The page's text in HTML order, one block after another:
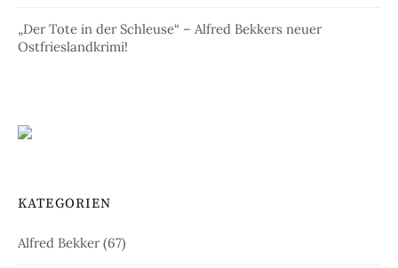
„Der Tote in der Schleuse“ – Alfred Bekkers neuer
Ostfrieslandkrimi!
KATEGORIEN
Alfred Bekker(67)